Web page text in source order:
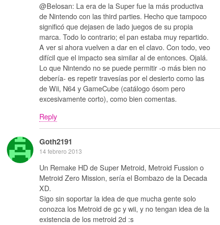
@Belosan: La era de la Super fue la más productiva
de Nintendo con las third parties. Hecho que tampoco
significó que dejasen de lado juegos de su propia
marca. Todo lo contrario; el pan estaba muy repartido.
A ver si ahora vuelven a dar en el clavo. Con todo, veo
difícil que el impacto sea similar al de entonces. Ojalá.
Lo que Nintendo no se puede permitir -o más bien no
debería- es repetir travesías por el desierto como las
de Wii, N64 y GameCube (catálogo ósom pero
excesivamente corto), como bien comentas.
Reply
Goth2191
14 febrero 2013
Un Remake HD de Super Metroid, Metroid Fussion o
Metroid Zero Mission, sería el Bombazo de la Decada
XD.
Sigo sin soportar la idea de que mucha gente solo
conozca los Metroid de gc y wii, y no tengan idea de la
existencia de los metroid 2d :s